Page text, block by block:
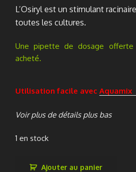
L’Osiryl est un stimulant
toutes les cultures.
Une pipette de dosage offerte
acheté.
Utilisation facile avec Aquamix
Voir plus de détails plus bas
1 en stock
Ajouter au panier